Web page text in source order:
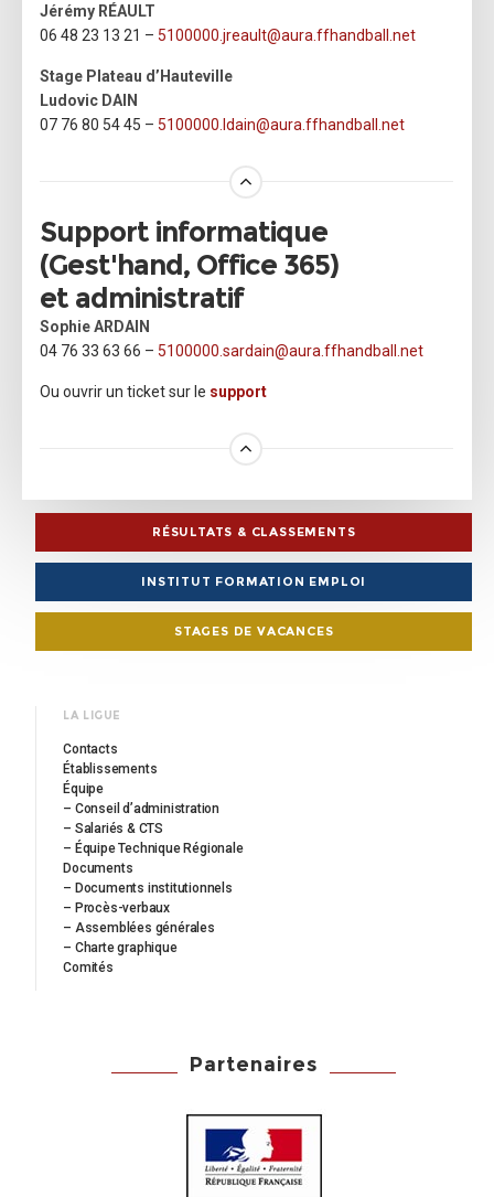
Jérémy RÉAULT
06 48 23 13 21 – 5100000.jreault@aura.ffhandball.net
Stage Plateau d’Hauteville
Ludovic DAIN
07 76 80 54 45 – 5100000.ldain@aura.ffhandball.net
Support informatique
(Gest'hand, Office 365)
et administratif
Sophie ARDAIN
04 76 33 63 66 – 5100000.sardain@aura.ffhandball.net
Ou ouvrir un ticket sur le support
RÉSULTATS & CLASSEMENTS
INSTITUT FORMATION EMPLOI
STAGES DE VACANCES
LA LIGUE
Contacts
Établissements
Équipe
– Conseil d’administration
– Salariés & CTS
– Équipe Technique Régionale
Documents
– Documents institutionnels
– Procès-verbaux
– Assemblées générales
– Charte graphique
Comités
Partenaires